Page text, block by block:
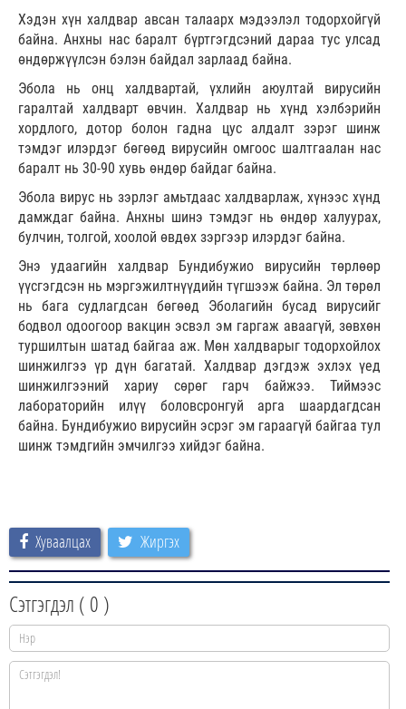
Хэдэн хүн халдвар авсан талаарх мэдээлэл тодорхойгүй
байна. Анхны нас баралт бүртгэгдсэний дараа тус улсад
өндөржүүлсэн бэлэн байдал зарлаад байна.
Эбола нь онц халдвартай, үхлийн аюултай вирусийн
гаралтай халдварт өвчин. Халдвар нь хүнд хэлбэрийн
хордлого, дотор болон гадна цус алдалт зэрэг шинж
тэмдэг илэрдэг бөгөөд вирусийн омгоос шалтгаалан нас
баралт нь 30-90 хувь өндөр байдаг байна.
Эбола вирус нь зэрлэг амьтдаас халдварлаж, хүнээс хүнд
дамждаг байна. Анхны шинэ тэмдэг нь өндөр халуурах,
булчин, толгой, хоолой өвдөх зэргээр илэрдэг байна.
Энэ удаагийн халдвар Бундибужио вирусийн төрлөөр
үүсгэгдсэн нь мэргэжилтнүүдийн түгшээж байна. Эл төрөл
нь бага судлагдсан бөгөөд Эболагийн бусад вирусийг
бодвол одоогоор вакцин эсвэл эм гаргаж аваагүй, зөвхөн
туршилтын шатад байгаа аж. Мөн халдварыг тодорхойлох
шинжилгээ үр дүн багатай. Халдвар дэгдэж эхлэх үед
шинжилгээний хариу сөрөг гарч байжээ. Тиймээс
лабораторийн илүү боловсронгуй арга шаардагдсан
байна. Бундибужио вирусийн эсрэг эм гараагүй байгаа тул
шинж тэмдгийн эмчилгээ хийдэг байна.
Хуваалцах Жиргэх
Сэтгэгдэл ( 0 )